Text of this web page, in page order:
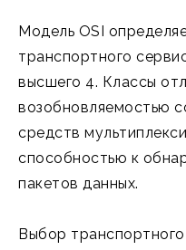
Модель OSI
транспортного
высшего 4. Классы
возобновляемостью
средств
способностью к
пакетов данных.
Выбор